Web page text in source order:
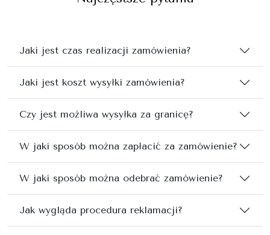
Jaki jest czas realizacji zamówienia?
Jaki jest koszt wysyłki zamówienia?
Czy jest możliwa wysyłka za granicę?
W jaki sposób można zapłacić za zamówienie?
W jaki sposób można odebrać zamówienie?
Jak wygląda procedura reklamacji?